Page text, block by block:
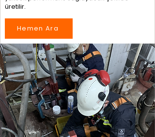
üretilir.
Hemen Ara